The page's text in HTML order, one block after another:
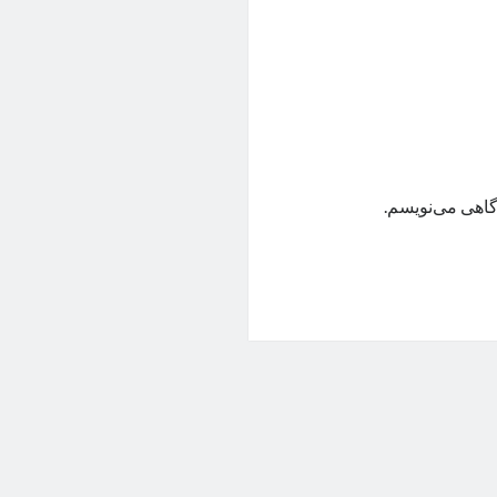
می‌نویسم.